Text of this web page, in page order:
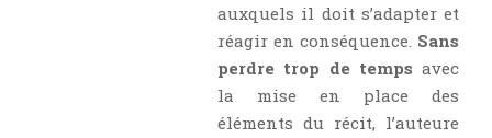
auxquels il doit s’adapter et
réagir en conséquence. Sans
perdre trop de temps avec
la mise en place des
éléments du récit, l’auteure